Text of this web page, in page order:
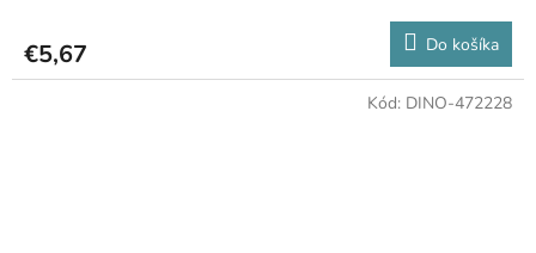
€5,67 Do košíka
Kód: DINO-472228